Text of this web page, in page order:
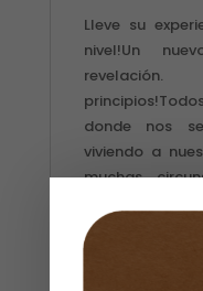
Lleve su
nivel!Un
donde nos
viviendo a
muchas
agudeza
el control. En